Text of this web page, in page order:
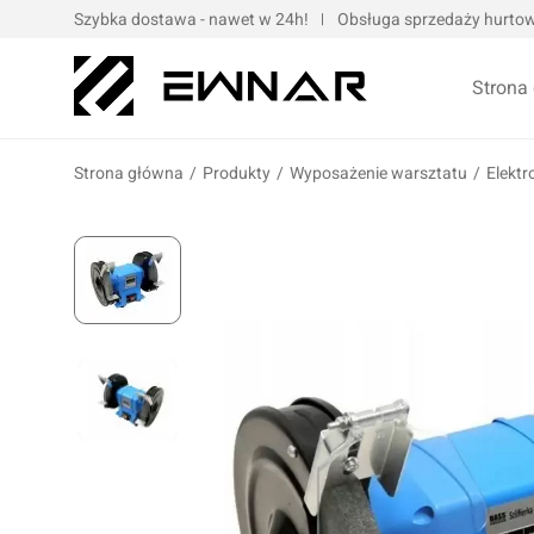
Szybka dostawa - nawet w 24h! Obsługa sprzedaży
Strona
Podnośniki oraz urządzenia dźwigowe
Narzędzia ręczne
Wulkanizacja
Kompresory i narzędzia pneumatyczne
Prasy oraz narzędzia hydrauliczne
Wózki i zestawy narzędziowe
Elektronarzędzia/elektrotechnika
Oleje
Oleje
Oleje
Strona główna / Produkty / Wyposażenie warsztatu /